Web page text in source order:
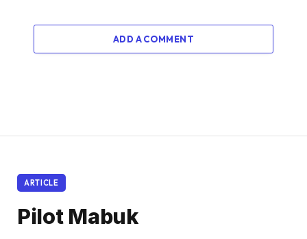
ADD A COMMENT
ARTICLE
Pilot Mabuk